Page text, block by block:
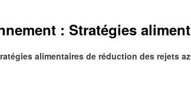
: Stratégies
alimentaires de réduction des rejets